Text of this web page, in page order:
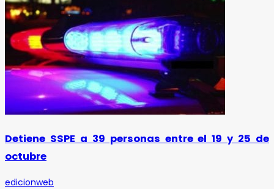
Detiene SSPE a 39 personas entre el 19 y 25 de
octubre
edicionweb